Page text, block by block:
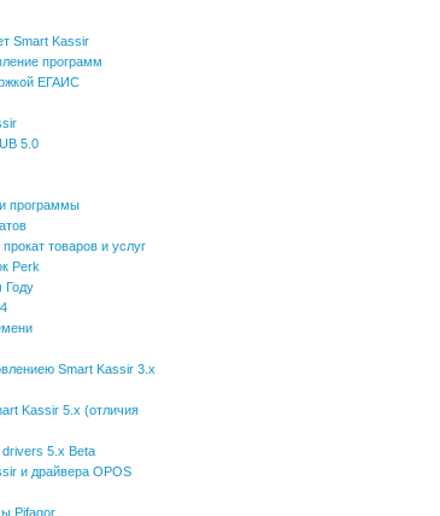
Smart Kassir
программ
ЕГАИС
5.0
программы
товаров и услуг
Perk
Году
Smart Kassir 3.x
Kassir 5.x (отличия
5.x Beta
и драйвера OPOS
Pifagor